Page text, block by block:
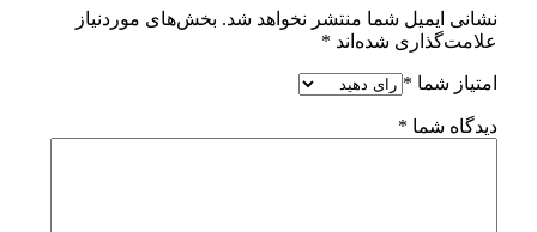
نشانی ایمیل شما منتشر نخواهد شد. بخش‌های موردنیاز
علامت‌گذاری شده‌اند *
امتیاز شما *
دیدگاه شما *